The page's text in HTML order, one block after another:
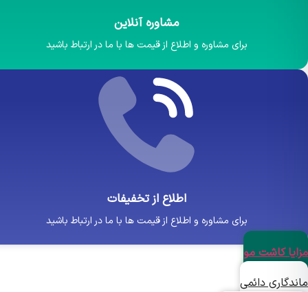
مشاوره آنلاین
برای مشاوره و اطلاع از قیمت ها با ما در ارتباط باشید
اطلاع از تخفیفات
برای مشاوره و اطلاع از قیمت ها با ما در ارتباط باشید
کاشت مو
دائمی